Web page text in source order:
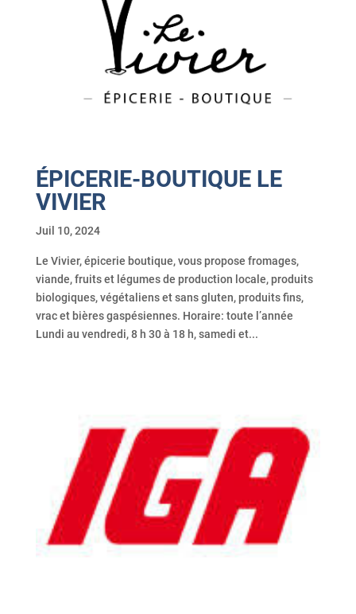
ÉPICERIE-BOUTIQUE LE
VIVIER
Juil 10, 2024
Le Vivier, épicerie boutique, vous propose fromages,
viande, fruits et légumes de production locale, produits
biologiques, végétaliens et sans gluten, produits fins,
vrac et bières gaspésiennes. Horaire: toute l’année
Lundi au vendredi, 8 h 30 à 18 h, samedi et...